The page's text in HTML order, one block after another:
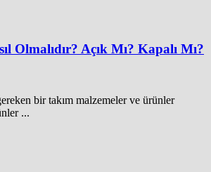
Olmalıdır? Açık Mı? Kapalı Mı?
bir takım malzemeler ve ürünler
...